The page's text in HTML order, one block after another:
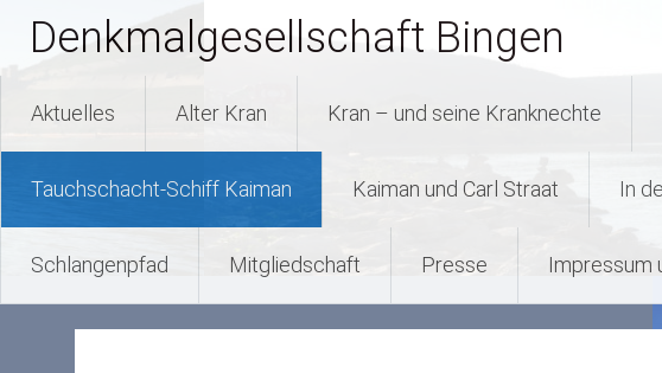
Denkmalgesellschaft Bingen
Aktuelles Alter Kran Kran – und seine Kranknechte
Tauchschacht-Schiff Kaiman Kaiman und Carl Straat In
Schlangenpfad Mitgliedschaft Presse Impressum